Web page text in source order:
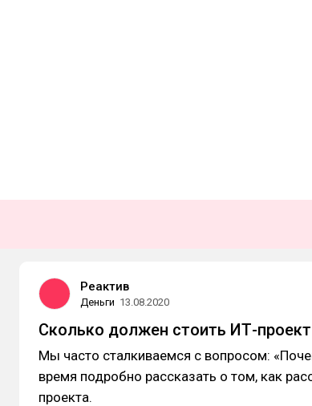
Реактив
Деньги 13.08.2020
Сколько должен стоить ИТ-проект
Мы часто сталкиваемся с вопросом:
время подробно рассказать о том, как
проекта.